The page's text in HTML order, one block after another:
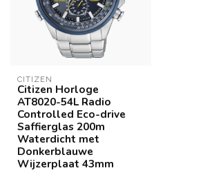
CITIZEN
Citizen Horloge
AT8020-54L Radio
Controlled Eco-drive
Saffierglas 200m
Waterdicht met
Donkerblauwe
Wijzerplaat 43mm